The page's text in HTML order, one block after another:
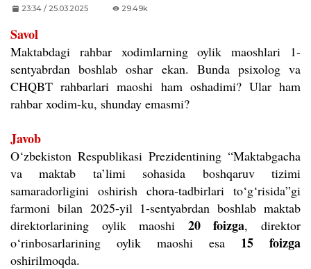
23:34 / 25.03.2025 29.49k
Savol
Maktabdagi rahbar xodimlarning oylik maoshlari 1-
sentyabrdan boshlab oshar ekan. Bunda psixolog va
CHQBT rahbarlari maoshi ham oshadimi? Ular ham
rahbar xodim-ku, shunday emasmi?
Javob
O‘zbekiston Respublikasi Prezidentining “Maktabgacha
va maktab ta’limi sohasida boshqaruv tizimi
samaradorligini oshirish chora-tadbirlari to‘g‘risida”gi
farmoni bilan 2025-yil 1-sentyabrdan boshlab maktab
direktorlarining oylik maoshi 20 foizga, direktor
o‘rinbosarlarining oylik maoshi esa 15 foizga
oshirilmoqda.